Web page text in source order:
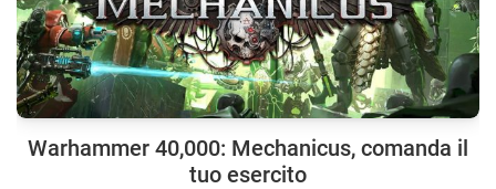
Warhammer 40,000: Mechanicus, comanda il
tuo esercito